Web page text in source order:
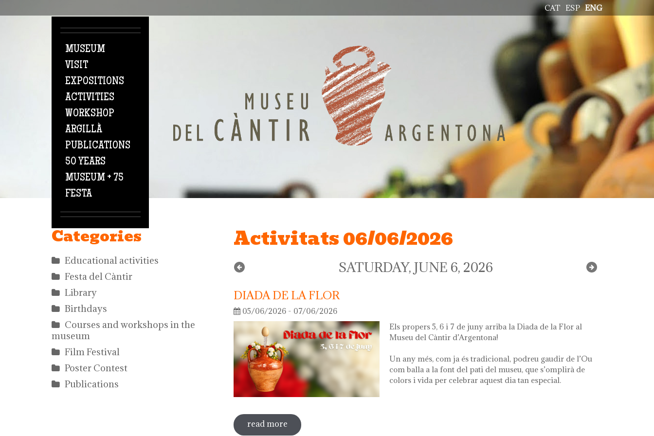
ENG
ESP
CAT
MUSEUM
VISIT
EXPOSITIONS
ACTIVITIES
WORKSHOP
ARGILLÀ
PUBLICATIONS
50 YEARS
MUSEUM + 75
FESTA
Categories
Educational activities
Festa del Càntir
Library
Birthdays
Courses and workshops in the
museum
Film Festival
Poster Contest
Publications
Activitats 06/06/2026
SATURDAY, JUNE 6, 2026
DIADA DE LA FLOR
05/06/2026 - 07/06/2026
Els propers 5, 6 i 7 de juny arriba la Diada de la Flor al
Museu del Càntir d’Argentona!
Un any més, com ja és tradicional, podreu gaudir de l’Ou
com balla a la font del pati del museu, que s’omplirà de
colors i vida per celebrar aquest dia tan especial.
read more about diada de la flor